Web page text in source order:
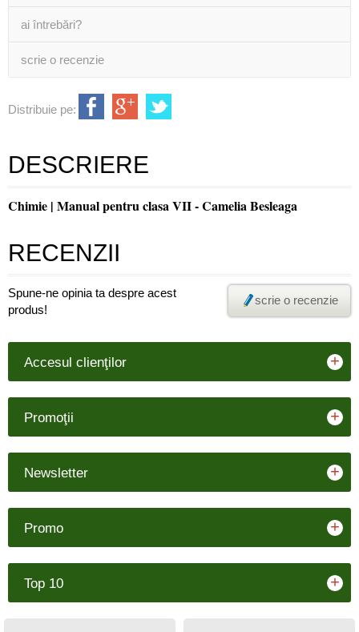
ai întrebări?
scrie o recenzie
Distribuie pe:
DESCRIERE
Chimie | Manual pentru clasa VII - Camelia Besleaga
RECENZII
Spune-ne opinia ta despre acest
produs!
scrie o recenzie
Accesul clienţilor +
Promoţii +
Newsletter +
Promo +
Top 10 +